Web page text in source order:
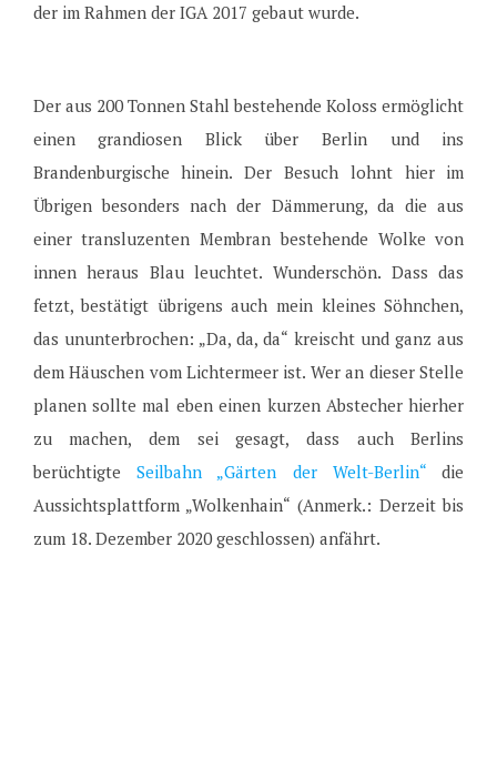
der im Rahmen der IGA 2017 gebaut wurde.
Der aus 200 Tonnen Stahl bestehende Koloss ermöglicht
einen grandiosen Blick über Berlin und ins
Brandenburgische hinein. Der Besuch lohnt hier im
Übrigen besonders nach der Dämmerung, da die aus
einer transluzenten Membran bestehende Wolke von
innen heraus Blau leuchtet. Wunderschön. Dass das
fetzt, bestätigt übrigens auch mein kleines Söhnchen,
das ununterbrochen: „Da, da, da“ kreischt und ganz aus
dem Häuschen vom Lichtermeer ist. Wer an dieser Stelle
planen sollte mal eben einen kurzen Abstecher hierher
zu machen, dem sei gesagt, dass auch Berlins
berüchtigte Seilbahn „Gärten der Welt-Berlin“ die
Aussichtsplattform „Wolkenhain“ (Anmerk.: Derzeit bis
zum 18. Dezember 2020 geschlossen) anfährt.